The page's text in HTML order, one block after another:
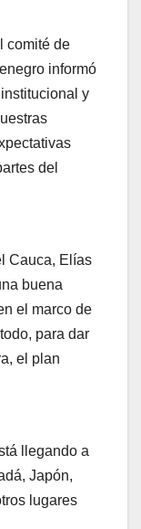
comité de
informó
y
del
Cauca, Elías
buena
el marco de
para dar
el plan
llegando a
Japón,
lugares